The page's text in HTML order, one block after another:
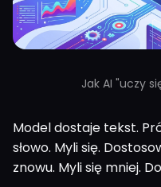
Jak AI "uczy
Model dostaje tekst.
słowo. Myli się.
znowu. Myli się mniej.